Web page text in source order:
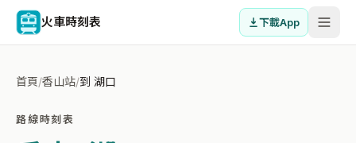
火車時刻表 下載App
首頁/香山站/到 湖口
路線時刻表